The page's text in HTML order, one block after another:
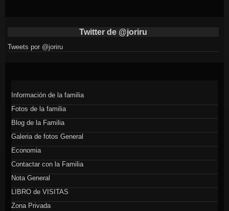
Twitter de @joriru
Tweets por @joriru
Información de la familia
Fotos de la familia
Blog de la Familia
Galeria de fotos General
Economia
Contactar con la Familia
Nota General
LIBRO de VISITAS
Zona Privada